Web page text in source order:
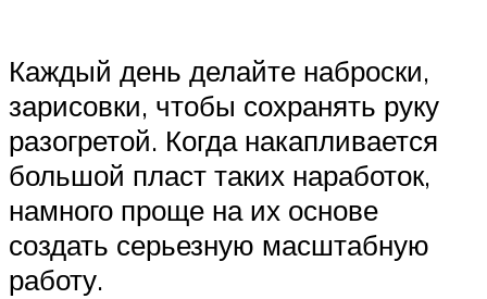
Каждый день делайте наброски,
зарисовки, чтобы сохранять руку
разогретой. Когда накапливается
большой пласт таких наработок,
намного проще на их основе
создать серьезную масштабную
работу.